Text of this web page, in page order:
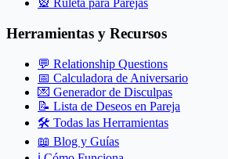
🎡 Ruleta para Parejas
Herramientas y Recursos
💬 Relationship Questions
📅 Calculadora de Aniversario
💌 Generador de Disculpas
📝 Lista de Deseos en Pareja
🛠️ Todas las Herramientas
📖 Blog y Guías